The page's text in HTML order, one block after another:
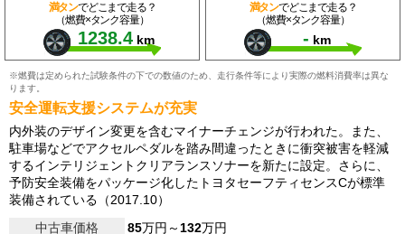
満タンでどこまで走る？
（燃費×タンク容量）
1238.4 km
満タンでどこまで走る？
（燃費×タンク容量）
- km
※燃費は定められた試験条件の下での数値のため、走行条件等により実際の燃料消費率は異な
ります。
安全運転支援システムが充実
内外装のデザイン変更を含むマイナーチェンジが行われた。また、
駐車場などでアクセルペダルを踏み間違ったときに衝突被害を軽減
するインテリジェントクリアランスソナーを新たに設定。さらに、
予防安全装備をパッケージ化したトヨタセーフティセンスCが標準
装備されている（2017.10）
中古車価格
85万円～132万円